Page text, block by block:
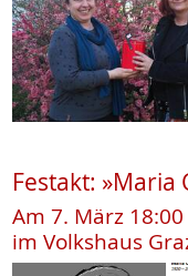
Festakt: »Maria
Am 7. März
im Volkshaus